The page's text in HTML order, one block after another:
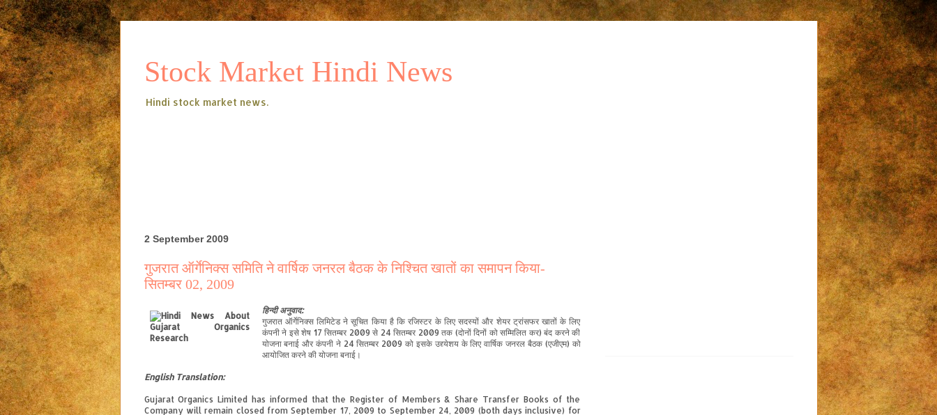
Stock Market Hindi News
Hindi stock market news.
2 September 2009
गुजरात ऑर्गेनिक्स समिति ने वार्षिक जनरल बैठक के निश्चित खातों का समापन किया-
सितम्बर 02, 2009
हिन्दीअनुवाद:
गुजरात ऑर्गेनिक्स लिमिटेड ने सूचित किया है कि रजिस्टर के लिए सदस्यों और शेयर ट्रांसफर खातों के लिए
कंपनी ने इसे शेष 17 सितम्बर 2009 से 24 सितम्बर 2009 तक (दोनों दिनों को सम्मिलित कर) बंद करने की
योजना बनाई और कंपनी ने 24 सितम्बर 2009 को इसके उद्द्येशय के लिए वार्षिक जनरल बैठक (एजीएम) को
आयोजित करने की योजना बनाई।
English Translation:
Gujarat Organics Limited has informed that the Register of Members & Share Transfer Books of the
Company will remain closed from September 17, 2009 to September 24, 2009 (both days inclusive) for